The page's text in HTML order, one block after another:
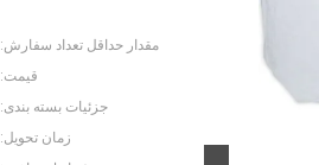
مقدار حداقل تعداد سفارش:
قیمت:
جزئیات بسته بندی:
زمان تحویل: